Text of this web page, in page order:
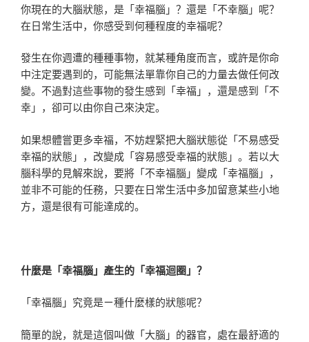
你現在的大腦狀態，是「幸福腦」？還是「不幸腦」呢？
在日常生活中，你感受到何種程度的幸福呢？
發生在你週遭的種種事物，就某種角度而言，或許是你命
中注定要遇到的，可能無法單靠你自己的力量去做任何改
變。不過對這些事物的發生感到「幸福」，還是感到「不
幸」，卻可以由你自己來決定。
如果想體嘗更多幸福，不妨趕緊把大腦狀態從「不易感受
幸福的狀態」，改變成「容易感受幸福的狀態」。若以大
腦科學的見解來說，要將「不幸福腦」變成「幸福腦」，
並非不可能的任務，只要在日常生活中多加留意某些小地
方，還是很有可能達成的。
什麼是「幸福腦」產生的「幸福迴圈」？
「幸福腦」究竟是ㄧ種什麼樣的狀態呢？
簡單的說，就是這個叫做「大腦」的器官，處在最舒適的